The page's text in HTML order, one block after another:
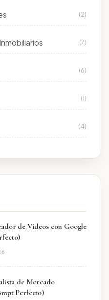
(2)
(7)
(6)
(1)
(4)
de Videos con Google
de Mercado
Perfecto)